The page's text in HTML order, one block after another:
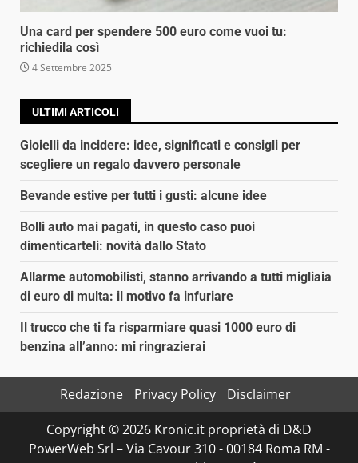
Una card per spendere 500 euro come vuoi tu:
richiedila così
4 Settembre 2025
ULTIMI ARTICOLI
Gioielli da incidere: idee, significati e consigli per
scegliere un regalo davvero personale
Bevande estive per tutti i gusti: alcune idee
Bolli auto mai pagati, in questo caso puoi
dimenticarteli: novità dallo Stato
Allarme automobilisti, stanno arrivando a tutti migliaia
di euro di multa: il motivo fa infuriare
Il trucco che ti fa risparmiare quasi 1000 euro di
benzina all’anno: mi ringrazierai
Redazione Privacy Policy
Disclaimer
Copyright © 2026 Kronic.it proprietà di D&D
PowerWeb Srl – Via Cavour 310 - 00184 Roma RM -